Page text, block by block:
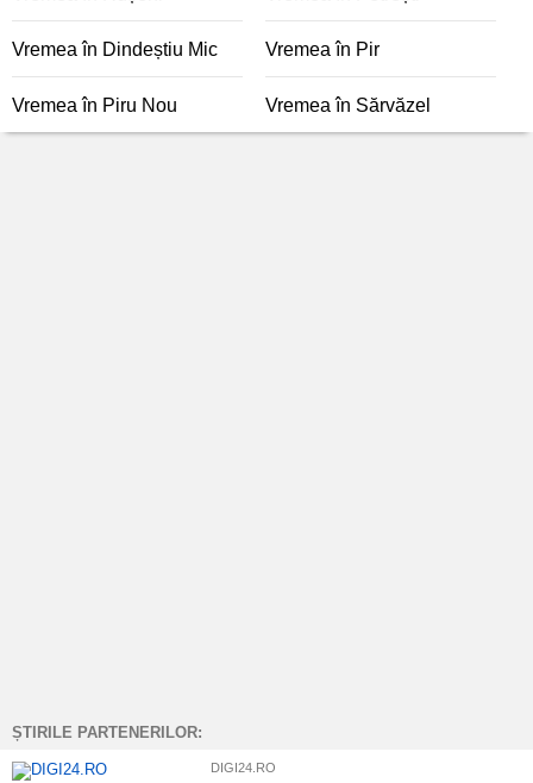
Vremea în Dindeștiu Mic Vremea în Pir
Vremea în Piru Nou Vremea în Sărvăzel
ȘTIRILE PARTENERILOR:
DIGI24.RO